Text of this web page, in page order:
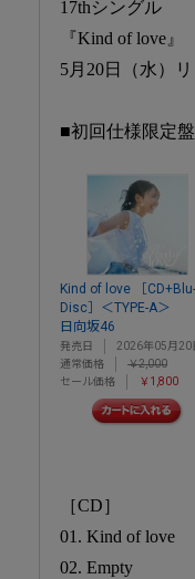
17thシングル
『Kind of love』
5月20日（水）
■初回仕様限定
Kind of love ［
Disc］＜TYPE-A＞
日向坂46
発売日
2026年05月20
通常価格
￥2,000
セール価格
￥1,800
［CD］
01. Kind of love
02. Empty